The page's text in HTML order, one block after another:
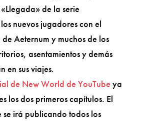
de la serie
nuevos jugadores con el
Aeternum y muchos de los
asentamientos y demás
en sus viajes.
de New World de YouTube ya
los dos primeros capítulos. El
se irá publicando todos los